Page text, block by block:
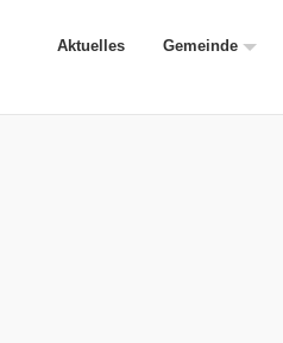
Aktuelles Gemeinde